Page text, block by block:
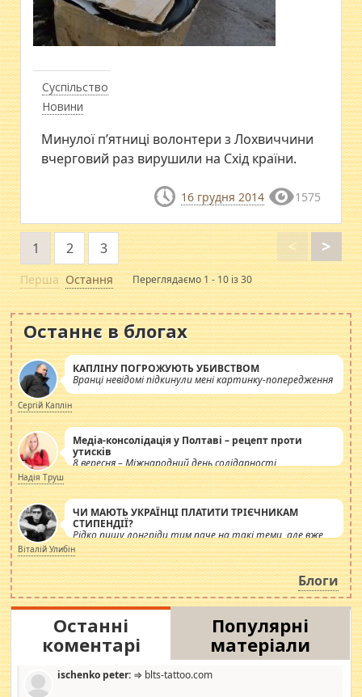
Суспільство
Новини
Минулої п’ятниці волонтери з Лохвиччини
вчерговий раз вирушили на Схід країни.
16 грудня 2014 1575
Перша
<
1 2 3 >
Остання Переглядаємо 1 - 10 із 30
Останнє в блогах
КАПЛІНУ ПОГРОЖУЮТЬ УБИВСТВОМ
Вранці невідомі підкинули мені картинку-попередження
Сергій Каплін
Медіа-консолідація у Полтаві – рецепт проти
утисків
8 вересня – Міжнародний день солідарності
журналістів.
Надія Труш
ЧИ МАЮТЬ УКРАЇНЦІ ПЛАТИТИ ТРІЄЧНИКАМ
СТИПЕНДІЇ?
Рідко пишу лонгріди тим паче на такі теми, але вже
просто дістало! Обурюють сьогоднішні інсенуації
навколо стипендіального питання. Штучно
роздувається ще одна соціальна катастрофа.
Віталій Улибін
Блоги
Останні
коментарі
Популярні
матеріали
ischenko peter: ⇒ blts-tattoo.com